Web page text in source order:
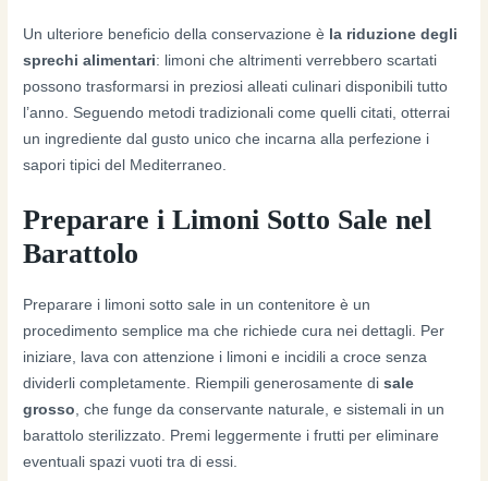
Un ulteriore beneficio della conservazione è la riduzione degli
sprechi alimentari: limoni che altrimenti verrebbero scartati
possono trasformarsi in preziosi alleati culinari disponibili tutto
l’anno. Seguendo metodi tradizionali come quelli citati, otterrai
un ingrediente dal gusto unico che incarna alla perfezione i
sapori tipici del Mediterraneo.
Preparare i Limoni Sotto Sale nel
Barattolo
Preparare i limoni sotto sale in un contenitore è un
procedimento semplice ma che richiede cura nei dettagli. Per
iniziare, lava con attenzione i limoni e incidili a croce senza
dividerli completamente. Riempili generosamente disale
grosso , che funge da conservante naturale, e sistemali in un
barattolo sterilizzato. Premi leggermente i frutti per eliminare
eventuali spazi vuoti tra di essi.